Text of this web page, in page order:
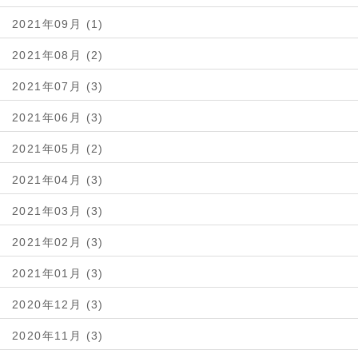
2021年09月 (1)
2021年08月 (2)
2021年07月 (3)
2021年06月 (3)
2021年05月 (2)
2021年04月 (3)
2021年03月 (3)
2021年02月 (3)
2021年01月 (3)
2020年12月 (3)
2020年11月 (3)